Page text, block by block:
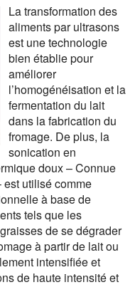
La transformation des
aliments par ultrasons
est une technologie
bien établie pour
améliorer
l’homogénéisation et la
fermentation du lait
dans la fabrication du
fromage. De plus, la
sonication en
doux – Connue
utilisé comme
à base de
tels que les
de se dégrader
à partir de lait ou
intensifiée et
de haute intensité et